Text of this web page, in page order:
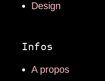
Design
Infos
A propos